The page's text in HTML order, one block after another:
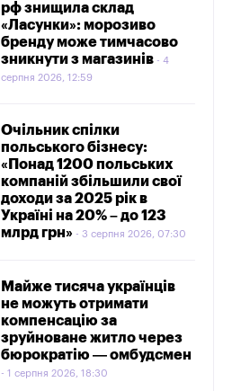
рф знищила склад
«Ласунки»: морозиво
бренду може тимчасово
зникнути з магазинів
4
серпня 2026, 12:59
Очільник спілки
польського бізнесу:
«Понад 1200 польських
компаній збільшили свої
доходи за 2025 рік в
Україні на 20% – до 123
млрд грн»
3 серпня 2026, 07:30
Майже тисяча українців
не можуть отримати
компенсацію за
зруйноване житло через
бюрократію — омбудсмен
1 серпня 2026, 18:30